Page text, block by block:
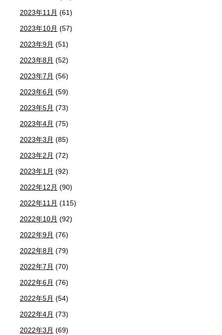
2023年11月 (61)
2023年10月 (57)
2023年9月 (51)
2023年8月 (52)
2023年7月 (56)
2023年6月 (59)
2023年5月 (73)
2023年4月 (75)
2023年3月 (85)
2023年2月 (72)
2023年1月 (92)
2022年12月 (90)
2022年11月 (115)
2022年10月 (92)
2022年9月 (76)
2022年8月 (79)
2022年7月 (70)
2022年6月 (76)
2022年5月 (54)
2022年4月 (73)
2022年3月 (69)